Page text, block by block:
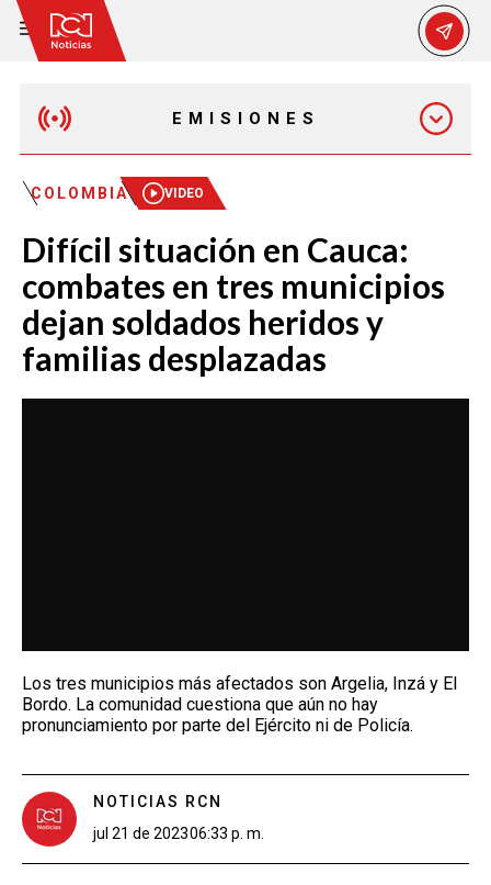
EMISIONES
EMISIÓN 12:30 PM
EMISIÓN 7:00 PM
COLOMBIA VIDEO
Difícil situación en Cauca:
combates en tres municipios
dejan soldados heridos y
familias desplazadas
Los tres municipios más afectados son Argelia, Inzá y El
Bordo. La comunidad cuestiona que aún no hay
pronunciamiento por parte del Ejército ni de Policía.
NOTICIAS RCN
jul 21 de 202306:33 p. m.